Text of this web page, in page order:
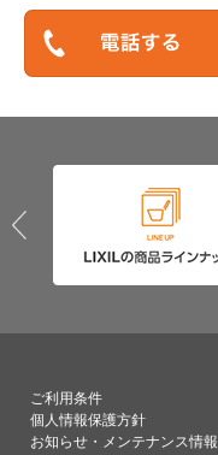
ご利用条件
個人情報保護方針
お知らせ・メンテナンス情報